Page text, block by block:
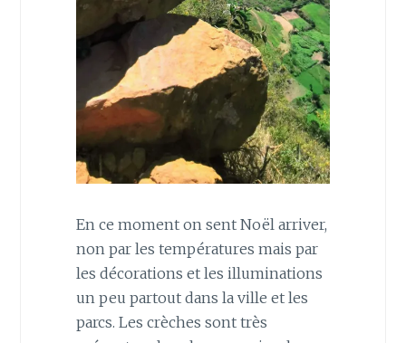
En ce moment on sent Noël arriver,
non par les températures mais par
les décorations et les illuminations
un peu partout dans la ville et les
parcs. Les crèches sont très